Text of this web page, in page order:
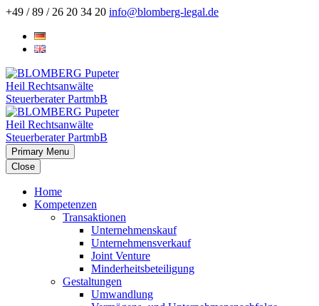
+49 / 89 / 26 20 34 20 info@blomberg-legal.de
Primary Menu
Close
Home
Kompetenzen
Transaktionen
Unternehmenskauf
Unternehmensverkauf
Joint Venture
Minderheitsbeteiligung
Gestaltungen
Umwandlung